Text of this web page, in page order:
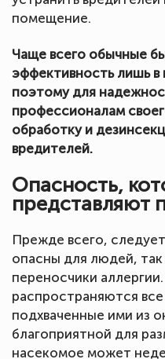
помещение.
Чаще всего обычные
эффективность лишь
поэтому для
профессионалам
обработку и
вредителей.
Опасность,
представляют
Прежде всего,
опасны для людей, так
переносчики
распространяются
подхваченные ими из
благоприятной для
насекомое может